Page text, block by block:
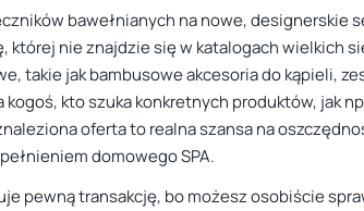
bawełnianych na nowe, designerskie
której nie znajdzie się w katalogach wielkich
takie jak bambusowe akcesoria do kąpieli,
kto szuka konkretnych produktów, jak
oferta to realna szansa na
domowego SPA.
pewną transakcję, bo możesz osobiście